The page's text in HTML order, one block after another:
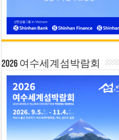
2026 여수세계섬박람회